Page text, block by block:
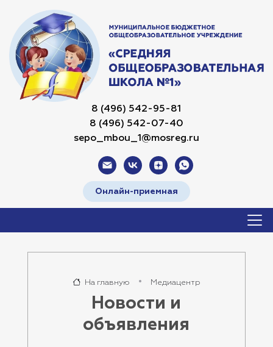
8 (496) 542-95-81
8 (496) 542-07-40
sepo_mbou_1@mosreg.ru
Онлайн-приемная
На главную Медиацентр
Новости и
объявления